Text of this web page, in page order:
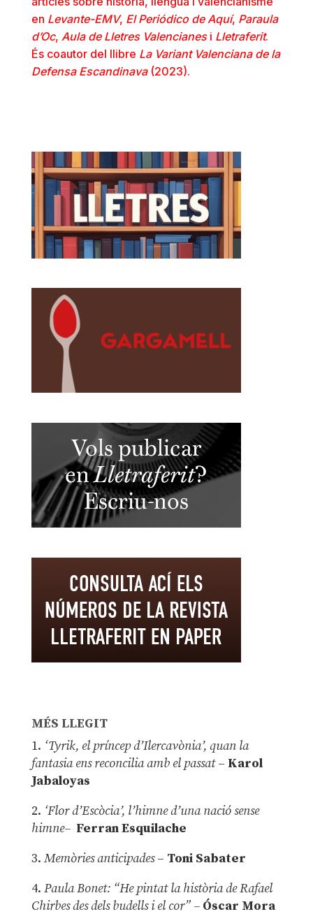
en Levante-EMV, El Periódico de Aquí, Paraula
d’Oc, Aula de Lletres Valencianesi Lletraferit.
És coautor del llibre La Variant Valenciana de la
Defensa Escandinava(2023).
MÉS LLEGIT
1. ‘Tyrik, el príncep d’Ilercavònia’, quan la
fantasia ens reconcilia amb el passat– Karol
Jabaloyas
2. ‘Flor d’Escòcia’, l’himne d’una nació sense
himne– Ferran Esquilache
3. Memòries anticipades– Toni Sabater
4. Paula Bonet: “He pintat la història de Rafael
Chirbes des dels budells i el cor” –Óscar Mora